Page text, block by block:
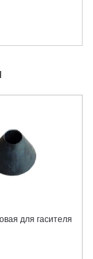
для гасителя